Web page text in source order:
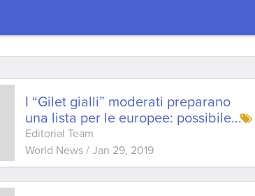
I “Gilet gialli” moderati preparano
una lista per le europee: possibile...
Editorial Team
World News /Jan 29, 2019